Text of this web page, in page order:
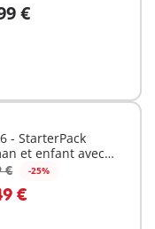
€
panier
- StarterPack
et enfant avec
suspendu
€ -25%
€
panier